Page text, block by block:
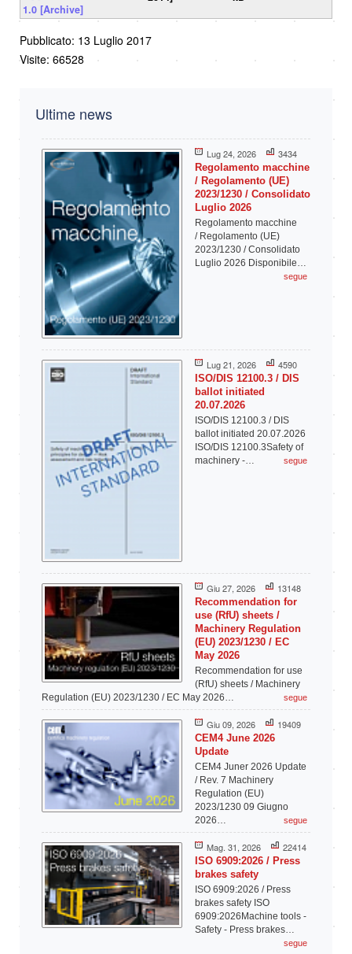
1.0 [Archive]
Pubblicato: 13 Luglio 2017
Visite: 66528
Ultime news
Lug 24, 2026 3434
Regolamento macchine
/ Regolamento (UE)
2023/1230 / Consolidato
Luglio 2026
Regolamento macchine
/ Regolamento (UE)
2023/1230 / Consolidato
Luglio 2026 Disponibile…
segue
Lug 21, 2026 4590
ISO/DIS 12100.3 / DIS
ballot initiated
20.07.2026
ISO/DIS 12100.3 / DIS
ballot initiated 20.07.2026
ISO/DIS 12100.3Safety of
machinery -…
segue
Giu 27, 2026 13148
Recommendation for
use (RfU) sheets /
Machinery Regulation
(EU) 2023/1230 / EC
May 2026
Recommendation for use
(RfU) sheets / Machinery
Regulation (EU) 2023/1230 / EC May 2026…
segue
Giu 09, 2026 19409
CEM4 June 2026
Update
CEM4 Juner 2026 Update
/ Rev. 7 Machinery
Regulation (EU)
2023/1230 09 Giugno
2026…
segue
Mag. 31, 2026 22414
ISO 6909:2026 / Press
brakes safety
ISO 6909:2026 / Press
brakes safety ISO
6909:2026Machine tools -
Safety - Press brakes…
segue